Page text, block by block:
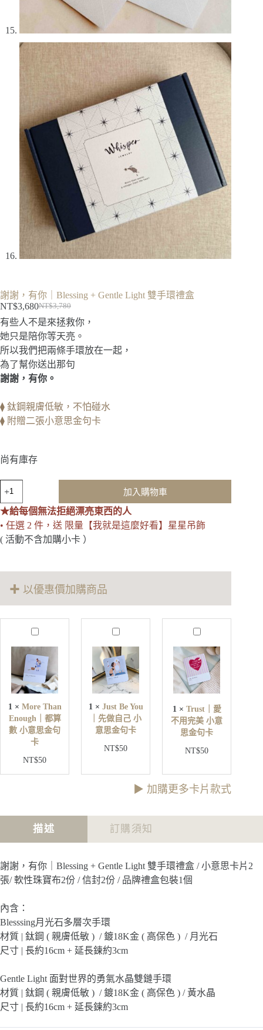
謝謝，有你｜Blessing + Gentle Light 雙手環禮盒
NT$3,780
始
價
格：
NT$3,780。
NT$3,680
前
價
格：
NT$3,680。
有些人不是來拯救你，
她只是陪你等天亮。
所以我們把兩條手環放在一起，
為了幫你送出那句
謝謝，有你。
⧫ 鈦鋼親膚低敏，不怕碰水
⧫ 附贈二張小意思金句卡
尚有庫存
有
你
｜
Blessing
加入購物車
★給每個無法拒絕漂亮東西的人
• 任選 2 件，送 限量【我就是這麼好看】星星吊飾
( 活動不含加購小卡 ）
✚ 以優惠價加購商品
M
r
T
h
a
E
n
o
u
h
｜
小
意
金
句
卡
1 × More Than
Enough｜都算
數 小意思金句
卡
NT$50
J
s
t
B
e
Y
u
｜
做
己
金
句
1 × Just Be You
｜先做自己 小
意思金句卡
NT$50
T
u
s
t
｜
不
用
完
美
思
金
1 × Trust｜愛
不用完美 小意
思金句卡
NT$50
▶︎ 加購更多卡片款式
描述 訂購須知
謝謝，有你｜Blessing + Gentle Light 雙手環禮盒 / 小意思卡片2
張/ 軟性珠寶布2份 / 信封2份 / 品牌禮盒包裝1個
內含：
Blesssing月光石多層次手環
材質 | 鈦鋼 ( 親膚低敏 ) / 鍍18K金 ( 高保色 ) / 月光石
尺寸 | 長約16cm + 延長鍊約3cm
Gentle Light 面對世界的勇氣水晶雙鏈手環
材質 | 鈦鋼 ( 親膚低敏 ) / 鍍18K金 ( 高保色 ) / 黃水晶
尺寸 | 長約16cm + 延長鍊約3cm